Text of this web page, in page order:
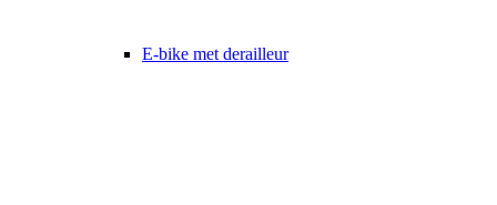
E-bike met derailleur